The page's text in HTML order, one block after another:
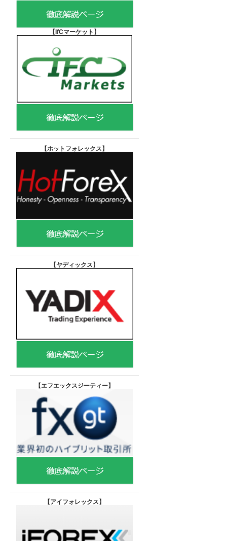
【IfCマーケット 】
【ホットフォレックス 】
【ヤディックス 】
【エフエックスジーティー】
【アイフォレックス】